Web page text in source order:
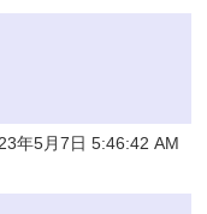
年5月7日 5:46:42 AM